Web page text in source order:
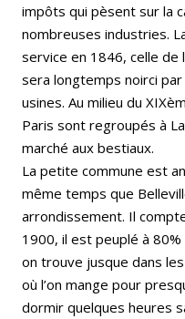
impôts qui pèsent sur la
nombreuses industries.
service en 1846, celle de
sera longtemps noirci
usines. Au milieu du
Paris sont regroupés à
marché aux bestiaux.
La petite commune est
même temps que
arrondissement. Il
1900, il est peuplé à 80%
on trouve jusque dans
où l’on mange pour
dormir quelques heures